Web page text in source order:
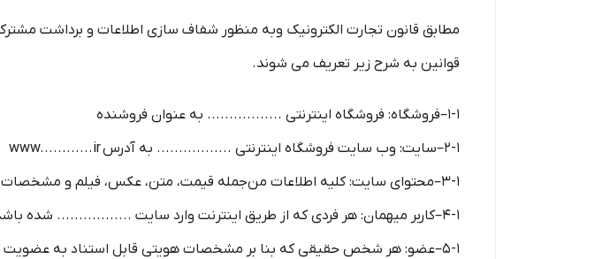
مطابق قانون تجارت الکترونیک وبه منظور شفاف سازی اطلاعات و برداشت
قوانین به شرح زیر تعریف می شوند.
۱-۱–فروشگاه: فروشگاه اینترنتی ................. به عنوان فروشنده
۲-۱–سایت: وب سایت فروشگاه اینترنتی ................. به آدرس www............ir
۳-۱–محتوای سایت: کلیه اطلاعات من‌جمله قیمت، متن، عکس، فیلم و مشخصات فنی محصولات یا کلیه مقالات و اخبار درج شده در سایت و وبلاگ
۴-۱–کاربر میهمان: هر فردی که از طریق اینترنت وارد سایت ................. شده باشد، کاربر میهمان تلقی می شود.
۵-۱–عضو: هر شخص حقیقی که بنا بر مشخصات هویتی قابل استناد به عضویت سایت درآمده باشد، عضو تلقی می شود.